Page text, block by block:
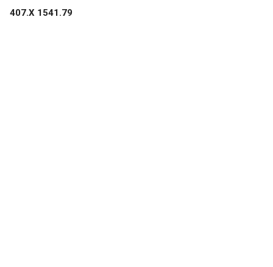
407.X 1541.79